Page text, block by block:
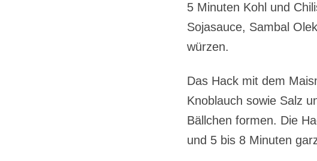
5 Minuten Kohl und
Sojasauce, Sambal
würzen.
Das Hack mit dem
Knoblauch sowie Salz
Bällchen formen. Die
und 5 bis 8 Minuten